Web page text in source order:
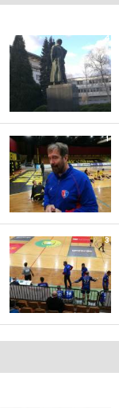
4
1
3